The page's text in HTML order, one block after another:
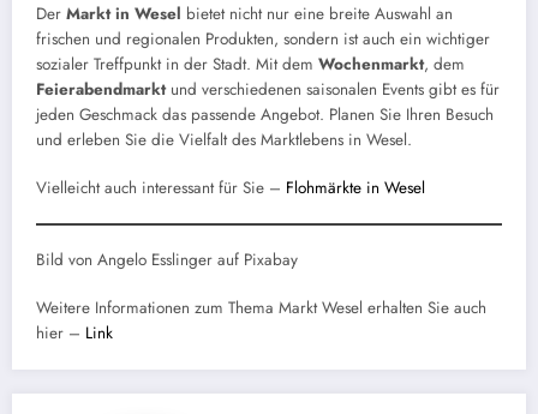
Der Markt in Wesel bietet nicht nur eine breite Auswahl an
frischen und regionalen Produkten, sondern ist auch ein wichtiger
sozialer Treffpunkt in der Stadt. Mit dem Wochenmarkt, dem
Feierabendmarktund verschiedenen saisonalen Events gibt es für
jeden Geschmack das passende Angebot. Planen Sie Ihren Besuch
und erleben Sie die Vielfalt des Marktlebens in Wesel.
Vielleicht auch interessant für Sie – Flohmärkte in Wesel
Bild von Angelo Esslinger auf Pixabay
Weitere Informationen zum Thema Markt Wesel erhalten Sie auch
hier – Link